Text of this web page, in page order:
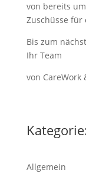
von bereits
Zuschüsse
Bis zum
Ihr Team
von CareWork
Allgemein